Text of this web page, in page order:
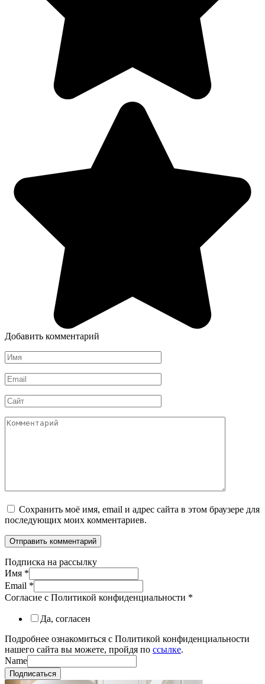
Добавить комментарий
Имя
*
Email
*
Сайт
Комментарий
Сохранить моё имя, email и адрес сайта в этом браузере для
последующих моих комментариев.
Подписка на рассылку
Имя *
Email *
Согласие с Политикой конфиденциальности *
Да, согласен
Подробнее ознакомиться с Политикой конфиденциальности
нашего сайта вы можете, пройдя по ссылке.
Name
Подписаться